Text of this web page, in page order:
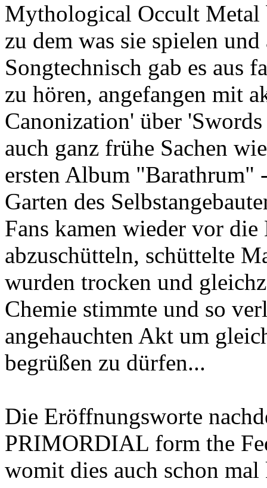
Mythological Occult Metal
zu dem was sie spielen
Songtechnisch gab es aus
zu hören, angefangen mit
Canonization' über
auch ganz frühe Sachen
ersten Album "Barathrum"
Garten des
Fans kamen wieder vor
abzuschütteln, schüttelte
wurden trocken und
Chemie stimmte und so
angehauchten Akt um
begrüßen zu dürfen...
Die Eröffnungsworte
PRIMORDIAL form the
womit dies auch schon